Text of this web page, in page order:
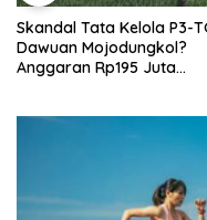
Skandal Tata Kelola P3-
Dawuan Mojodungkol?
Anggaran Rp195 Juta